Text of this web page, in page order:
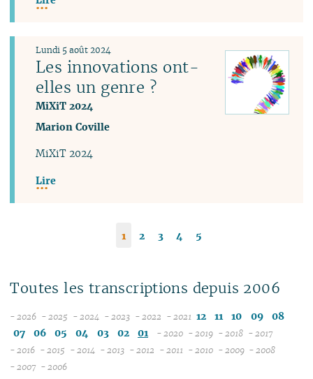
Les innovations ont-
elles un genre ?
MiXiT 2024
Lundi 5 août 2024
Marion Coville
MiXiT 2024
Lire
1 2 3 4 5
Toutes les transcriptions depuis 2006
- 2026
08
- 2025
12
- 2024
12
- 2023
12
- 2022 - 2021 12 11 10 09
08
07
06 05 04 03 02 01 - 2020 - 2019 - 2018 - 2017
- 2016 - 2015 - 2014 - 2013 - 2012 - 2011 - 2010 - 2009 - 2008
- 2007 - 2006